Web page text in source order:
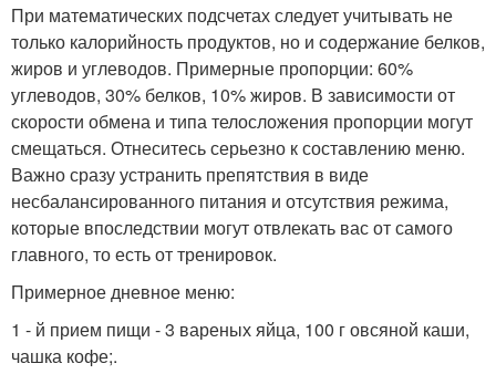
При математических подсчетах следует учитывать не
только калорийность продуктов, но и содержание белков,
жиров и углеводов. Примерные пропорции: 60%
углеводов, 30% белков, 10% жиров. В зависимости от
скорости обмена и типа телосложения пропорции могут
смещаться. Отнеситесь серьезно к составлению меню.
Важно сразу устранить препятствия в виде
несбалансированного питания и отсутствия режима,
которые впоследствии могут отвлекать вас от самого
главного, то есть от тренировок.
Примерное дневное меню:
1 - й прием пищи - 3 вареных яйца, 100 г овсяной каши,
чашка кофе;.